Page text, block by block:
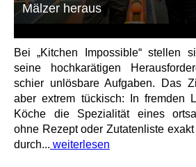
Mälzer heraus
Bei „Kitchen Impossible“ stellen
seine hochkarätigen
schier unlösbare Aufgaben. Das
aber extrem tückisch: In fremden
Köche die Spezialität eines
ohne Rezept oder Zutatenliste
durch... weiterlesen